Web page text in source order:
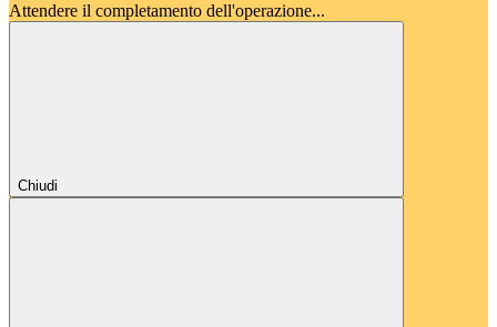
Attendere il completamento dell'operazione...
Chiudi